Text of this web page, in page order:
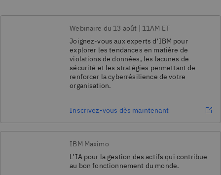
Webinaire du 13 août | 11AM ET
Joignez-vous aux experts d’IBM pour
explorer les tendances en matière de
violations de données, les lacunes de
sécurité et les stratégies permettant de
renforcer la cyberrésilience de votre
organisation.
Inscrivez-vous dès maintenant
IBM Maximo
L’IA pour la gestion des actifs qui contribue
au bon fonctionnement du monde.